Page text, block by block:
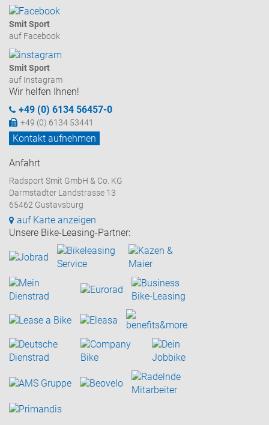
Smit Sport
auf Facebook
Smit Sport
auf Instagram
Wir helfen Ihnen!
+49 (0) 6134 56457-0
+49 (0) 6134 53441
Kontakt aufnehmen
Anfahrt
Radsport Smit GmbH & Co. KG
Darmstädter Landstrasse 13
65462 Gustavsburg
auf Karte anzeigen
Unsere Bike-Leasing-Partner: